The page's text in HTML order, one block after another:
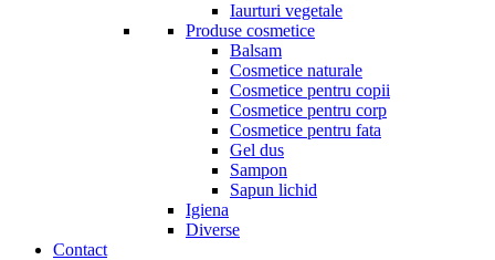
Iaurturi vegetale
Produse cosmetice
Balsam
Cosmetice naturale
Cosmetice pentru copii
Cosmetice pentru corp
Cosmetice pentru fata
Gel dus
Sampon
Sapun lichid
Igiena
Diverse
Contact